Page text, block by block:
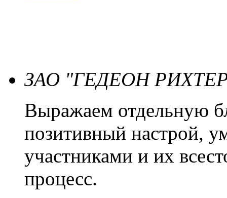
ЗАО "ГЕДЕОН
Выражаем отдельную
позитивный настрой,
участниками и их
процесс.